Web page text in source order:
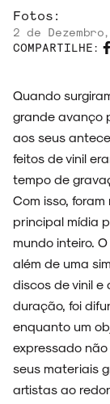
Fotos:
2 de
COMPARTILHE:
Quando
grande avanço
aos seus
feitos de vinil
tempo de
Com isso,
principal mídia
mundo inteiro.
além de uma
discos de vinil
duração, foi
enquanto um
expressado
seus materiais
artistas ao